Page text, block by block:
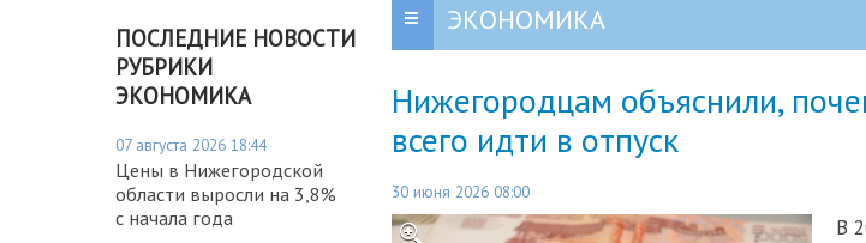
ПОСЛЕДНИЕ НОВОСТИ
РУБРИКИ
ЭКОНОМИКА
07 августа 2026 18:44
Цены в Нижегородской
области выросли на 3,8%
с начала года
ЭКОНОМИКА
Нижегородцам объяснили,
всего идти в отпуск
30 июня 2026 08:00
В